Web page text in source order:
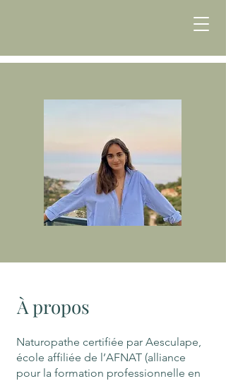
À propos
Naturopathe certifiée par Aesculape,
école affiliée de l’AFNAT (alliance
pour la formation professionnelle en